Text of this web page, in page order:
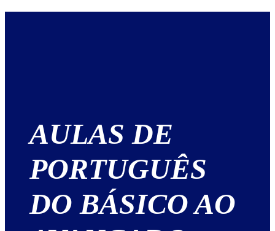
AULAS DE
PORTUGUÊS
DO BÁSICO AO